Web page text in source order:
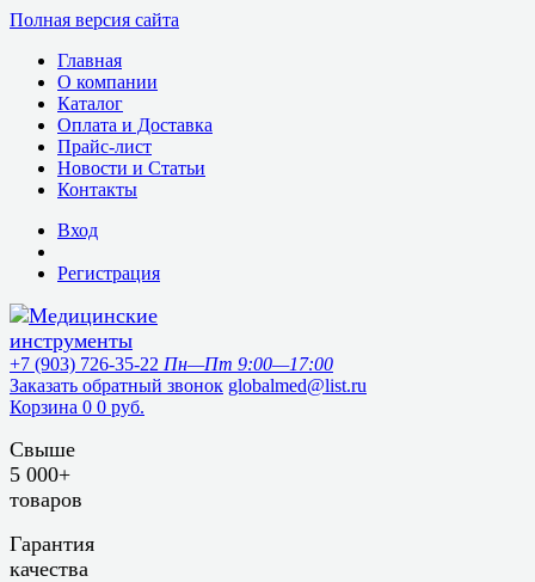
Полная версия сайта
Главная
О компании
Каталог
Оплата и Доставка
Прайс-лист
Новости и Статьи
Контакты
Вход
Регистрация
+7 (903) 726-35-22 Пн—Пт 9:00—17:00
Заказать обратный звонок globalmed@list.ru
Корзина 0 0 руб.
Свыше
5 000+
товаров
Гарантия
качества